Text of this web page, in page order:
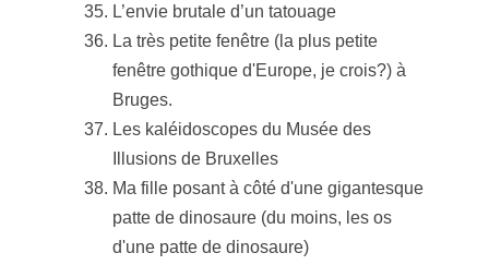
L’envie brutale d’un tatouage
La très petite fenêtre (la plus petite
fenêtre gothique d'Europe, je crois?) à
Bruges.
Les kaléidoscopes du Musée des
Illusions de Bruxelles
Ma fille posant à côté d'une gigantesque
patte de dinosaure (du moins, les os
d'une patte de dinosaure)